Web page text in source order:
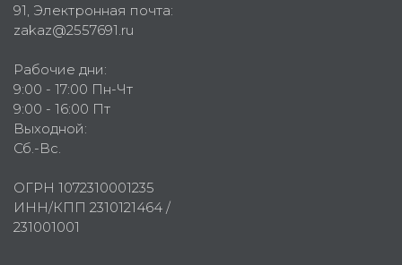
91 , Электронная почта:
zakaz@2557691.ru
Рабочие дни:
9:00 - 17:00 Пн-Чт
9:00 - 16:00 Пт
Выходной:
Сб.-Вс.
ОГРН 1072310001235
ИНН/КПП 2310121464 /
231001001